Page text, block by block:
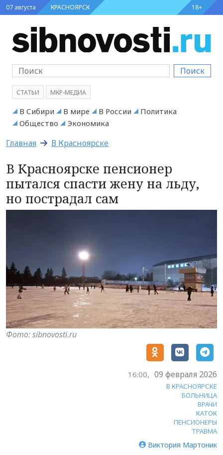
07 августа КРАСНОЯРСК 18+
Поиск
СТАТЬИ МКР-МЕДИА
В Сибири В мире В России
Политика
Общество
Экономика
Главная В Красноярске
В Красноярске пенсионер
пытался спасти жену на льду,
но пострадал сам
Фото: sibnovosti.ru
16:00, 09 февраля 2026
В КРАСНОЯРСКЕ
БОЛЬНИЦА
ВРАЧИ
КАТОК
ПЕНСИОНЕРЫ
ТРАВМА
Виктория Мартоник